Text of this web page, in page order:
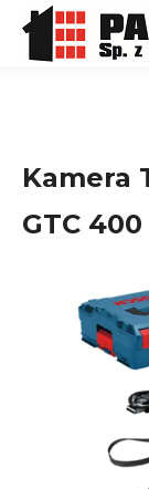
Kamera
GTC 400